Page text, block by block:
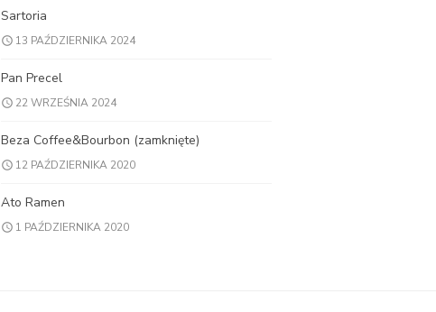
Sartoria
13 PAŹDZIERNIKA 2024
Pan Precel
22 WRZEŚNIA 2024
Beza Coffee&Bourbon (zamknięte)
12 PAŹDZIERNIKA 2020
Ato Ramen
1 PAŹDZIERNIKA 2020